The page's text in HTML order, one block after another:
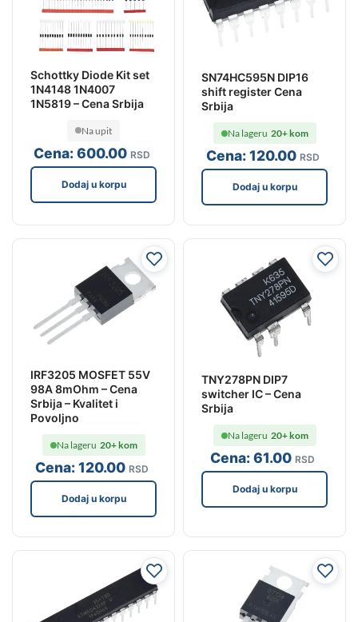
Schottky Diode Kit set
1N4148 1N4007
1N5819 – Cena Srbija
Cena:600.00 RSD
Na upit
Dodaj u korpu
SN74HC595N DIP16
shift register Cena
Srbija
Cena:120.00 RSD
Na lageru 20+ kom
Dodaj u korpu
IRF3205 MOSFET 55V
98A 8mOhm – Cena
Srbija – Kvalitet i
Povoljno
Cena:120.00 RSD
Na lageru 20+ kom
Dodaj u korpu
TNY278PN DIP7
switcher IC – Cena
Srbija
Cena:61.00 RSD
Na lageru 20+ kom
Dodaj u korpu